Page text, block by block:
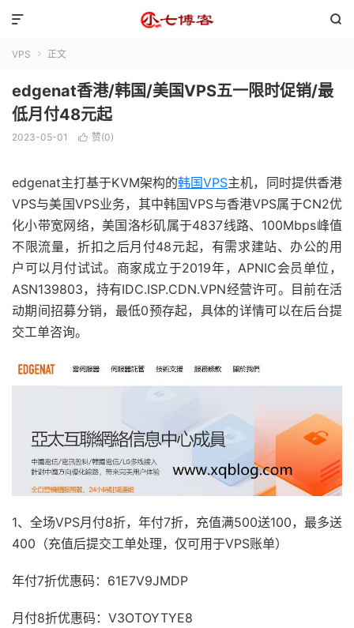


VPS  正文
edgenat香港/韩国/美国VPS五一限时促销/最
低月付48元起
2023-05-01  赞(0)
edgenat主打基于KVM架构的韩国VPS主机，同时提供香港
VPS与美国VPS业务，其中韩国VPS与香港VPS属于CN2优
化小带宽网络，美国洛杉矶属于4837线路、100Mbps峰值
不限流量，折扣之后月付48元起，有需求建站、办公的用
户可以月付试试。商家成立于2019年，APNIC会员单位，
ASN139803，持有IDC.ISP.CDN.VPN经营许可。目前在活
动期间招募分销，最低0预存起，具体的详情可以在后台提
交工单咨询。
1、全场VPS月付8折，年付7折，充值满500送100，最多送
400（充值后提交工单处理，仅可用于VPS账单）
年付7折优惠码：61E7V9JMDP
月付8折优惠码：V3OTOYTYE8